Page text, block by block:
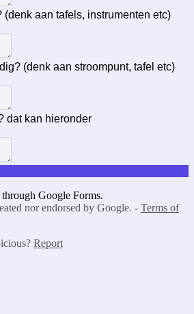
(denk aan tafels, instrumenten etc)
(denk aan stroompunt, tafel etc)
dat kan hieronder
Google Forms.
nor endorsed by Google. - Terms of
Report